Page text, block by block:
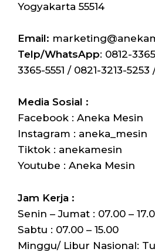
Yogyakarta 55514
Email:
Telp/WhatsApp: 0812-
3365-5551 / 0821-3213-5253
Media Sosial :
Facebook : Aneka Mesin
Instagram : aneka_mesin
Tiktok : anekamesin
Youtube : Aneka Mesin
Jam Kerja :
Senin – Jumat : 07.00 –
Sabtu : 07.00 – 15.00
Minggu/ Libur Nasional: